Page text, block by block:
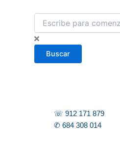
B
s
c
Buscar
☏ 912 171 879
✆ 684 308 014